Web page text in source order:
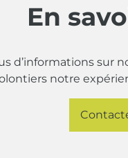
En
d’informations sur
notre